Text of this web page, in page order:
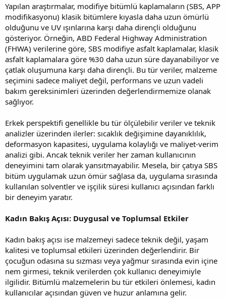
Yapılan araştırmalar, modifiye bitümlü kaplamaların (SBS, APP
modifikasyonu) klasik bitümlere kıyasla daha uzun ömürlü
olduğunu ve UV ışınlarına karşı daha dirençli olduğunu
gösteriyor. Örneğin, ABD Federal Highway Administration
(FHWA) verilerine göre, SBS modifiye asfalt kaplamalar, klasik
asfalt kaplamalara göre %30 daha uzun süre dayanabiliyor ve
çatlak oluşumuna karşı daha dirençli. Bu tür veriler, malzeme
seçimini sadece maliyet değil, performans ve uzun vadeli
bakım gereksinimleri üzerinden değerlendirmemize olanak
sağlıyor.
Erkek perspektifi genellikle bu tür ölçülebilir veriler ve teknik
analizler üzerinden ilerler: sıcaklık değişimine dayanıklılık,
deformasyon kapasitesi, uygulama kolaylığı ve maliyet-verim
analizi gibi. Ancak teknik veriler her zaman kullanıcının
deneyimini tam olarak yansıtmayabilir. Mesela, bir çatıya SBS
bitüm uygulamak uzun ömür sağlasa da, uygulama sırasında
kullanılan solventler ve işçilik süresi kullanıcı açısından farklı
bir deneyim yaratır.
Kadın Bakış Açısı: Duygusal ve Toplumsal Etkiler
Kadın bakış açısı ise malzemeyi sadece teknik değil, yaşam
kalitesi ve toplumsal etkileri üzerinden değerlendirir. Bir
çocuğun odasına su sızması veya yağmur sırasında evin içine
nem girmesi, teknik verilerden çok kullanıcı deneyimiyle
ilgilidir. Bitümlü malzemelerin bu tür etkileri önlemesi, kadın
kullanıcılar açısından güven ve huzur anlamına gelir.